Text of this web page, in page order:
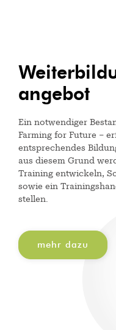
angebot
Ein notwendiger
Farming for Future –
entsprechendes
aus diesem Grund
Training entwickeln,
sowie ein
stellen.
mehr dazu